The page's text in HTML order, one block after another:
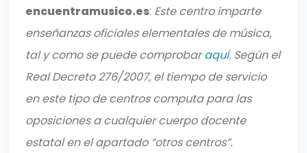
encuentramusico.es: Este centro imparte
enseñanzas oficiales elementales de música,
tal y como se puede comprobaraquí. Según el
Real Decreto 276/2007, el tiempo de servicio
en este tipo de centros computa para las
oposiciones a cualquier cuerpo docente
estatal en el apartado “otros centros”.